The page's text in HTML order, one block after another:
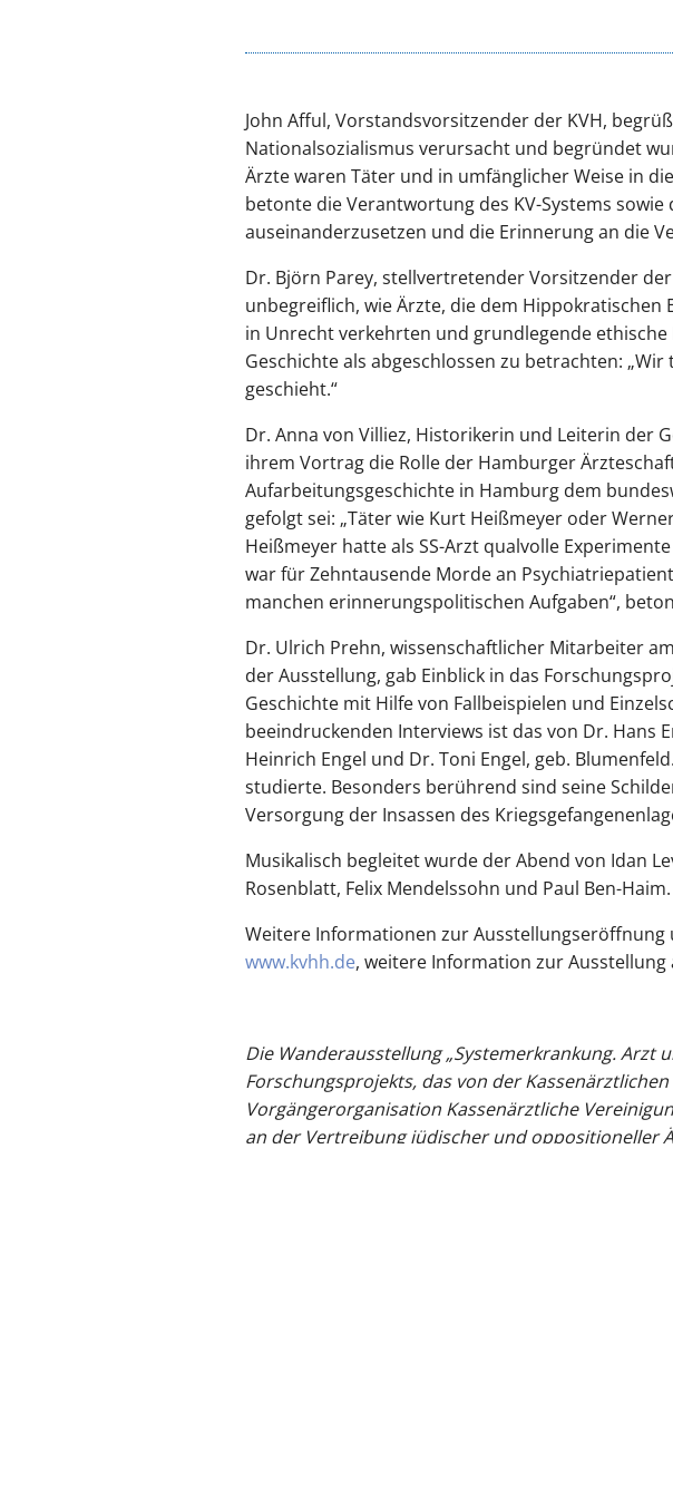
John Afful, Vorstandsvorsitzender der KVH,
Nationalsozialismus verursacht und begründet
Ärzte waren Täter und in umfänglicher Weise in
betonte die Verantwortung des KV-Systems
auseinanderzusetzen und die Erinnerung an die
Dr. Björn Parey, stellvertretender Vorsitzender
unbegreiflich, wie Ärzte, die dem
in Unrecht verkehrten und grundlegende
Geschichte als abgeschlossen zu betrachten:
geschieht.“
Dr. Anna von Villiez, Historikerin und Leiterin der
ihrem Vortrag die Rolle der Hamburger
Aufarbeitungsgeschichte in Hamburg dem
gefolgt sei: „Täter wie Kurt Heißmeyer oder
Heißmeyer hatte als SS-Arzt qualvolle
war für Zehntausende Morde an
manchen erinnerungspolitischen Aufgaben“,
Dr. Ulrich Prehn, wissenschaftlicher Mitarbeiter
der Ausstellung, gab Einblick in das
Geschichte mit Hilfe von Fallbeispielen und
beeindruckenden Interviews ist das von Dr. Hans
Heinrich Engel und Dr. Toni Engel, geb.
studierte. Besonders berührend sind seine
Versorgung der Insassen des
Musikalisch begleitet wurde der Abend von Idan
Rosenblatt, Felix Mendelssohn und Paul Ben-Haim.
Weitere Informationen zur
www.kvhh.de, weitere Information zur Ausstellung
Die Wanderausstellung „Systemerkrankung. Arzt
Forschungsprojekts, das von der
Vorgängerorganisation Kassenärztliche
an der Vertreibung jüdischer und oppositioneller